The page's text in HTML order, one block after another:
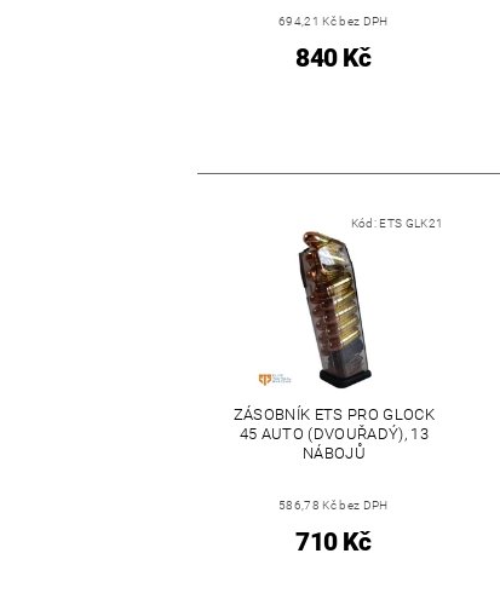
694,21 Kč bez DPH
840 Kč
Kód: ETS GLK21
ZÁSOBNÍK ETS PRO GLOCK
45 AUTO (DVOUŘADÝ), 13
NÁBOJŮ
586,78 Kč bez DPH
710 Kč